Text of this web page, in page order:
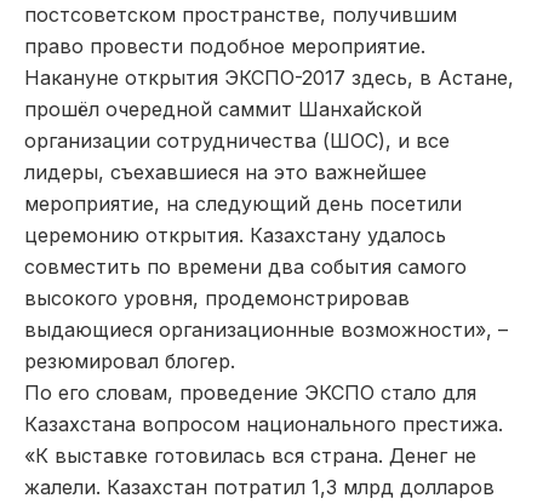
постсоветском пространстве, получившим
право провести подобное мероприятие.
Накануне открытия ЭКСПО-2017 здесь, в Астане,
прошёл очередной саммит Шанхайской
организации сотрудничества (ШОС), и все
лидеры, съехавшиеся на это важнейшее
мероприятие, на следующий день посетили
церемонию открытия. Казахстану удалось
совместить по времени два события самого
высокого уровня, продемонстрировав
выдающиеся организационные возможности», –
резюмировал блогер.
По его словам, проведение ЭКСПО стало для
Казахстана вопросом национального престижа.
«К выставке готовилась вся страна. Денег не
жалели. Казахстан потратил 1,3 млрд долларов